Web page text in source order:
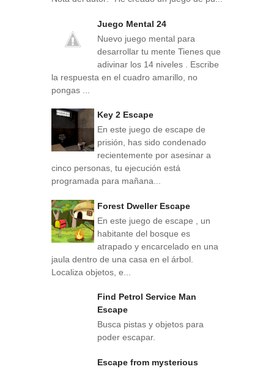
Juego Mental 24
Nuevo juego mental para
desarrollar tu mente Tienes que
adivinar los 14 niveles . Escribe
la respuesta en el cuadro amarillo, no
pongas ...
Key 2 Escape
En este juego de escape de
prisión, has sido condenado
recientemente por asesinar a
cinco personas, tu ejecución está
programada para mañana...
Forest Dweller Escape
En este juego de escape , un
habitante del bosque es
atrapado y encarcelado en una
jaula dentro de una casa en el árbol.
Localiza objetos, e...
Find Petrol Service Man
Escape
Busca pistas y objetos para
poder escapar.
Escape from mysterious